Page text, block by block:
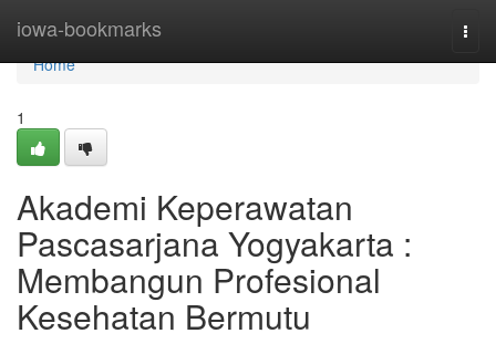
iowa-bookmarks
Home
Home
1
Akademi Keperawatan
Pascasarjana Yogyakarta :
Membangun Profesional
Kesehatan Bermutu